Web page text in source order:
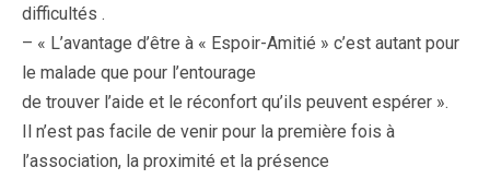
difficultés .
– « L’avantage d’être à « Espoir-Amitié » c’est autant pour
le malade que pour l’entourage
de trouver l’aide et le réconfort qu’ils peuvent espérer ».
Il n’est pas facile de venir pour la première fois à
l’association, la proximité et la présence